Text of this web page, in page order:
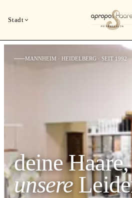
Stadt
MANNHEIM · HEIDELBERG · SEIT 1992
deine Haare,
unsere